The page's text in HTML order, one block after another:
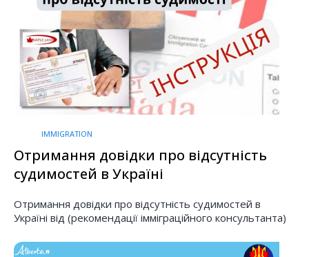
IMMIGRATION
Отримання довідки про відсутність
судимостей в Україні
Отримання довідки про відсутність судимостей в
Україні від (рекомендації імміграційного консультанта)